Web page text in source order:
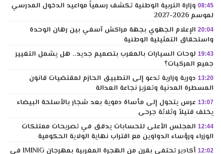
08:45 وزارة التربية الوطنية تكشف رسمياً مواعيد الدخول المدرسي
لموسم 2026-2027
20:04 الإعلام الجهوي بجهة مراكش آسفي بين رهان الوحدة
واستحقاق التمثيلية الوطنية
19:43 لوحات السيارات بالمغرب بتصميم جديد.. هل يشمل التغيير
جميع المركبات؟
13:20 دورية وزارية تدعو إلى التطبيق الحازم لمقتضيات قانون
المسطرة المدنية وتعزيز نجاعة العدالة
13:07 عرس يتحول إلى مأساة دموية بعد شجار بالأسلحة البيضاء
يخلف قتيلاً وثلاثة جرحى
12:44 المجلس الأعلى للحسابات يدقق في تصريحات ممتلكات
الوزراء ورؤساء الدواوين مع اقتراب نهاية الولاية الحكومية
12:02
أكادير تحتفي بقرن من الهجرة المغربية بمهرجان IMINIG في